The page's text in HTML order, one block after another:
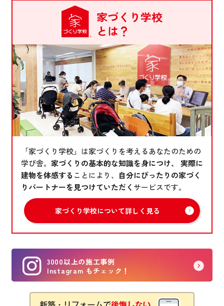
家づくり学校
とは？
「家づくり学校」は家づくりを考えるあなたのための
学び舎。 家づくりの基本的な知識を身につけ、 実際に
建物を体感する ことにより、 自分にぴったりの家づく
りパートナーを見つけていただく サービスです。
家づくり学校について詳しく見る
3000以上の施工事例
Instagram もチェック！